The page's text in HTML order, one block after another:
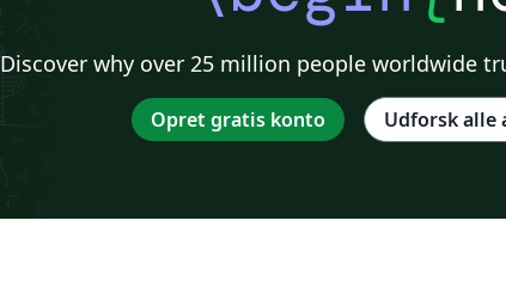
Discover why over 25 million people worldwide
Opret gratis konto Udforsk alle